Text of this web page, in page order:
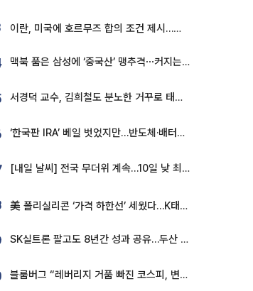
이란, 미국에 호르무즈 합의 조건 제시…美 “경기 아직 안 끝나” [종합]
맥북 품은 삼성에 ‘중국산’ 맹추격⋯커지는 노트북 OLED 시장
서경덕 교수, 김희철도 분노한 거꾸로 태극기⋯"엉터리는 아냐, 아쉬울 뿐"
‘한국판 IRA’ 베일 벗었지만…반도체·배터리 업계 “시행령이 관건”
[내일 날씨] 전국 무더위 계속…10일 낮 최고 34도 육박
美 폴리실리콘 ‘가격 하한선’ 세웠다…K태양광 수혜 기대
SK실트론 팔고도 8년간 성과 공유…두산 인수대금 2.3조가 끝 아냐
블룸버그 “레버리지 거품 빠진 코스피, 변동성 최악 국면 지났을 가능성”